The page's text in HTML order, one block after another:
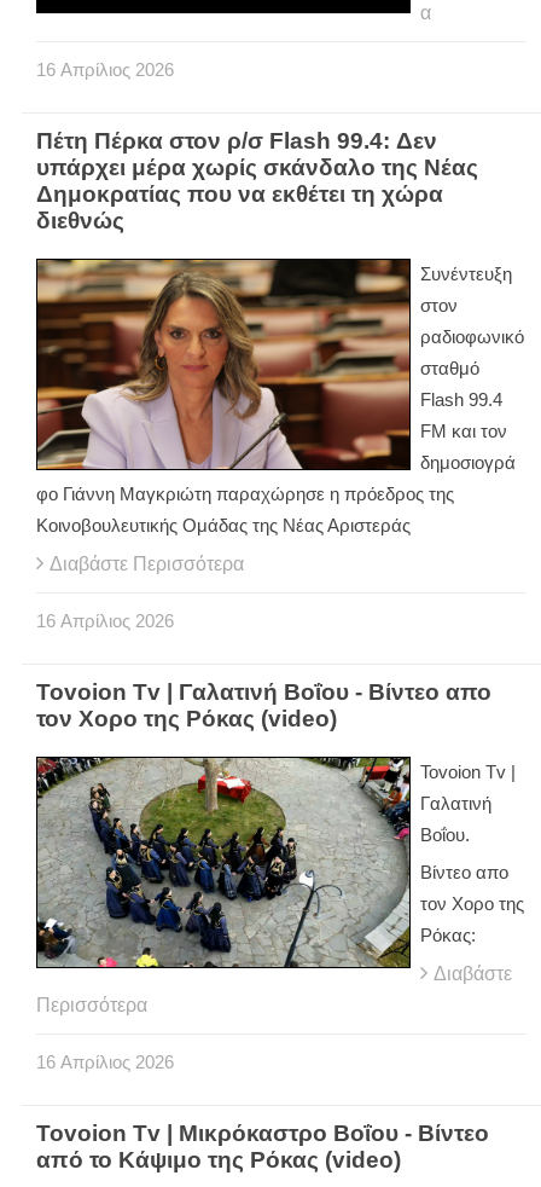
α
16 Απρίλιος 2026
Πέτη Πέρκα στον ρ/σ Flash 99.4: Δεν
υπάρχει μέρα χωρίς σκάνδαλο της Νέας
Δημοκρατίας που να εκθέτει τη χώρα
διεθνώς
Συνέντευξη
στον
ραδιοφωνικό
σταθμό
Flash 99.4
FM και τον
δημοσιογρά
φο Γιάννη Μαγκριώτη παραχώρησε η πρόεδρος της
Κοινοβουλευτικής Ομάδας της Νέας Αριστεράς
Διαβάστε Περισσότερα
16 Απρίλιος 2026
Tovoion Tv | Γαλατινή Βοΐου - Βίντεο απο
τον Χορο της Ρόκας (video)
Tovoion Tv |
Γαλατινή
Βοΐου.
Βίντεο απο
τον Χορο της
Ρόκας:
Διαβάστε
Περισσότερα
16 Απρίλιος 2026
Tovoion Tv | Μικρόκαστρο Βοΐου - Βίντεο
από το Κάψιμο της Ρόκας (video)